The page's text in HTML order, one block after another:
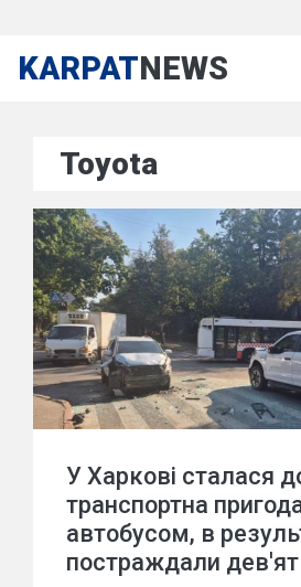
KARPATNEWS
Toyota
У Харкові сталася
транспортна
автобусом, в
постраждали